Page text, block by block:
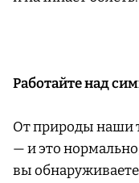
Работайте над
От природы наши
— и это
вы